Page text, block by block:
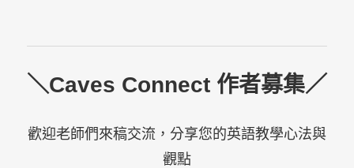
＼Caves Connect 作者募集／
歡迎老師們來稿交流，分享您的英語教學心法與
觀點